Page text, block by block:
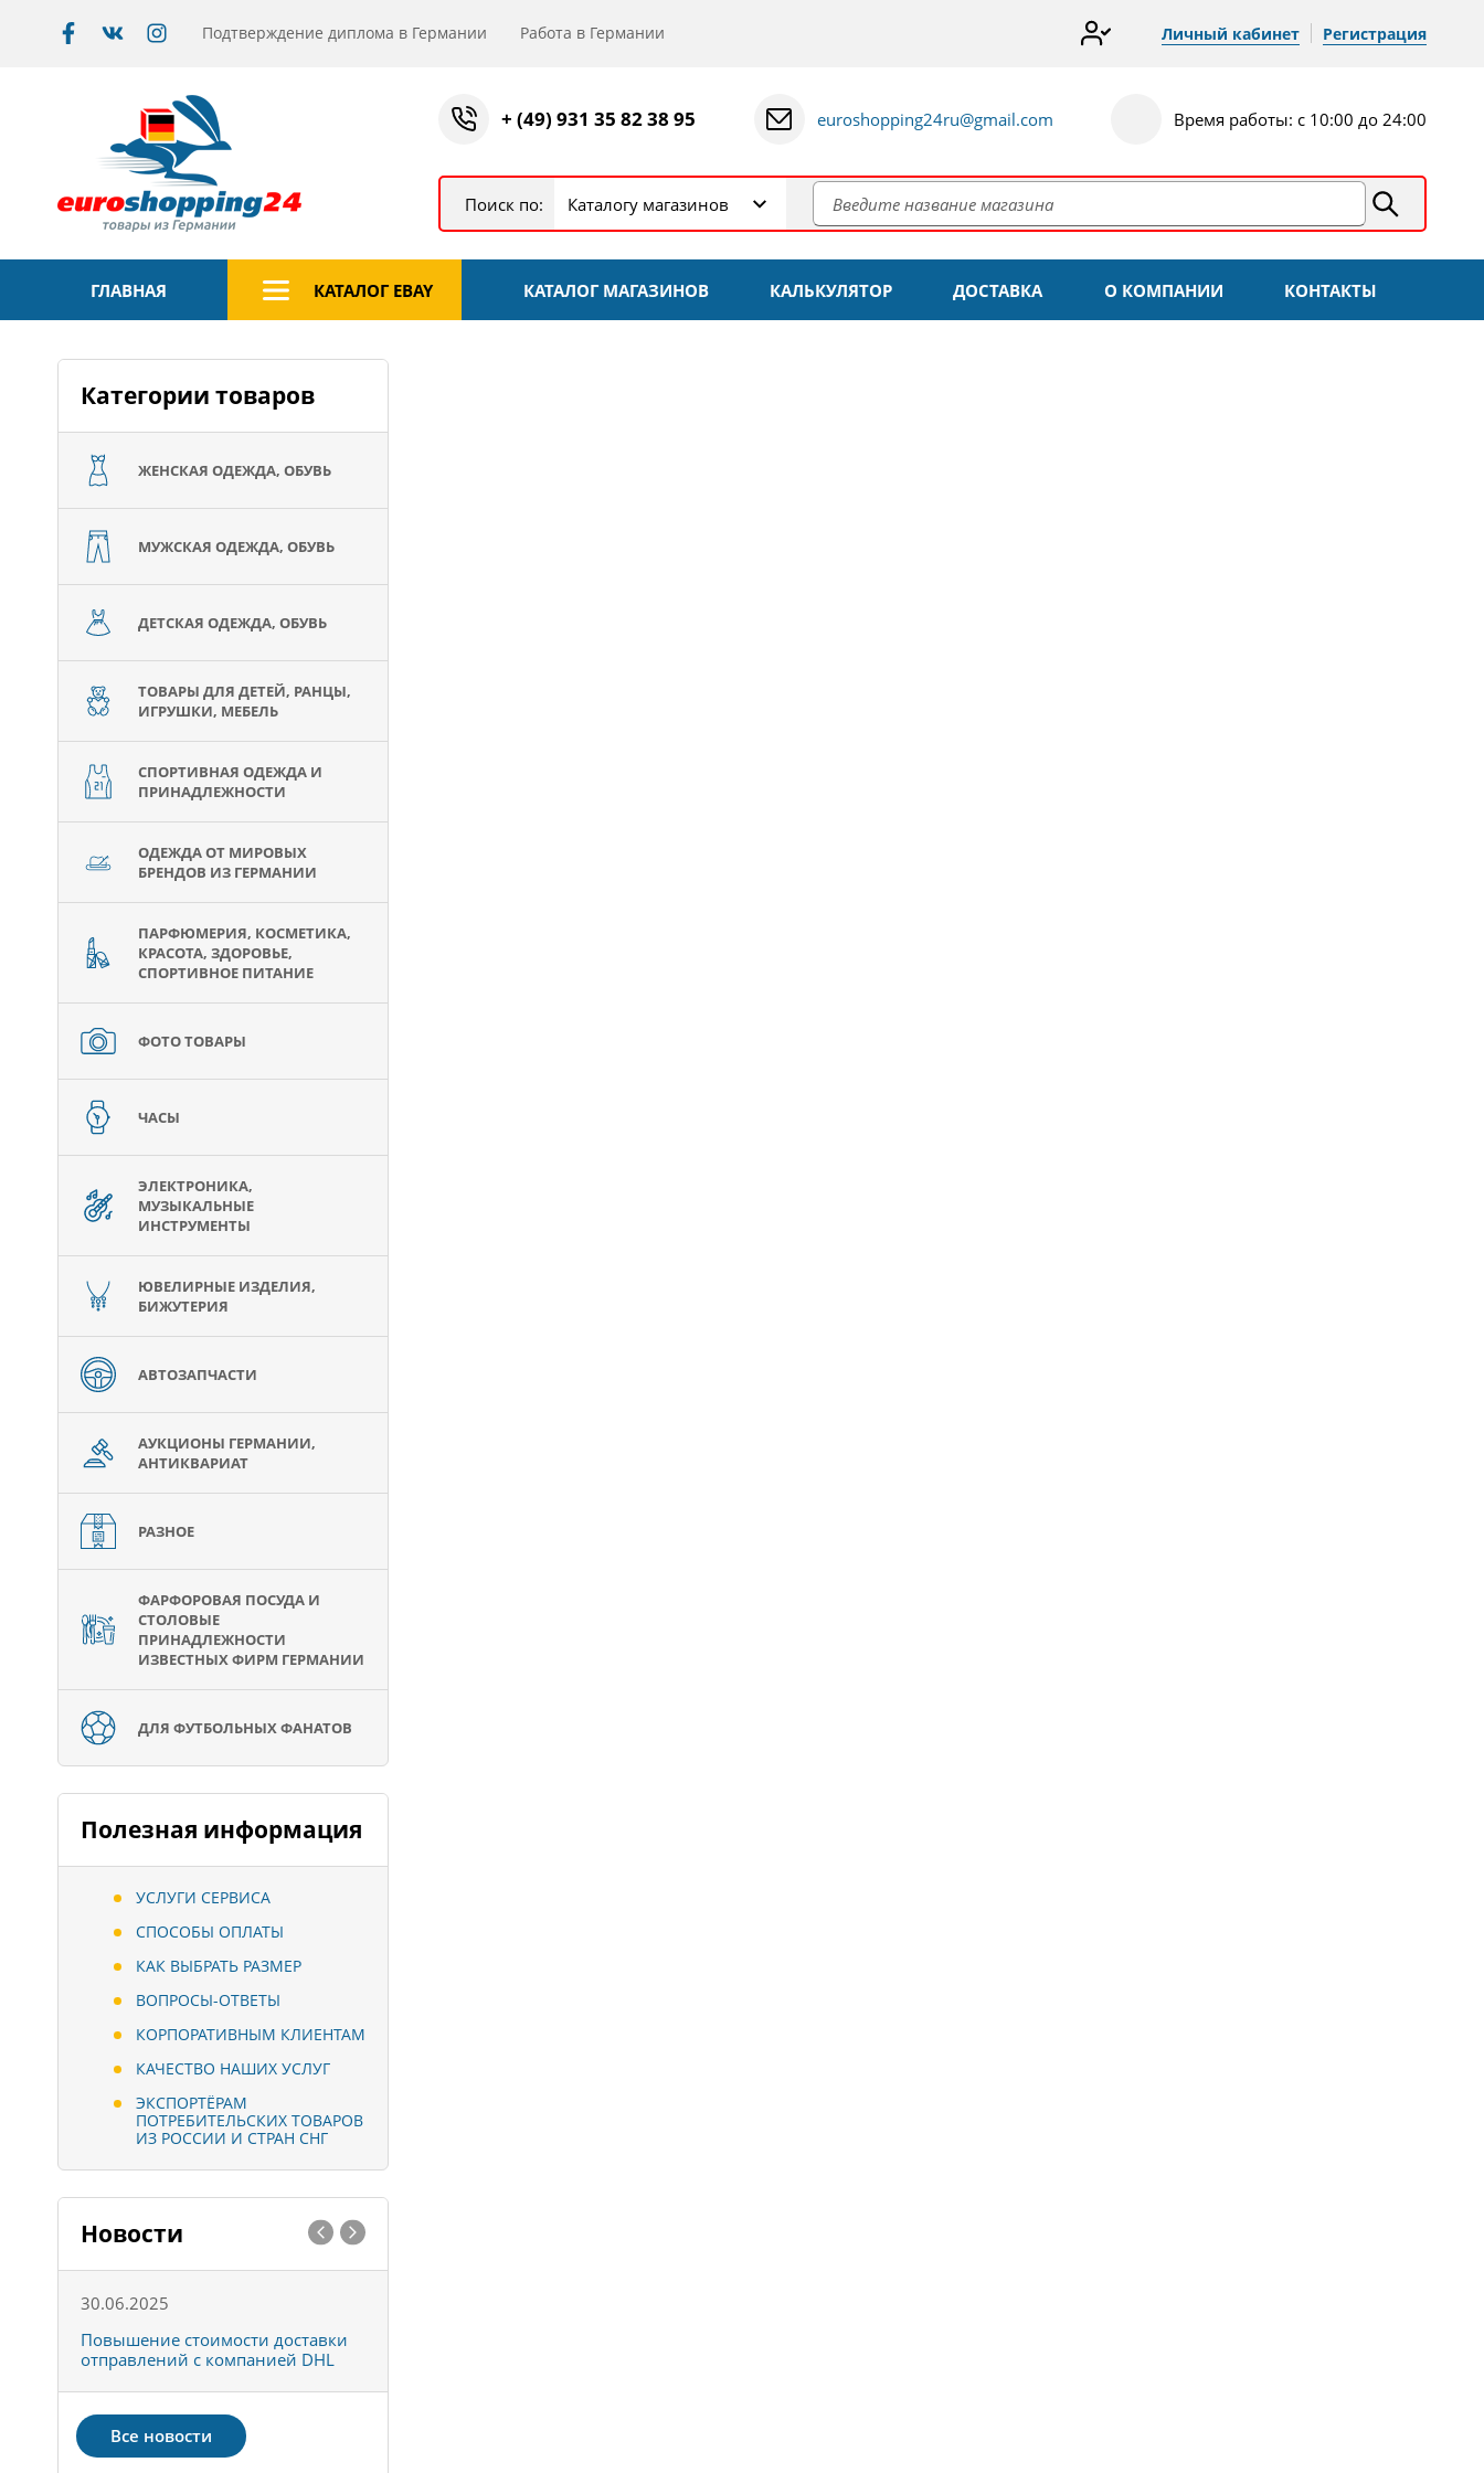
Подтверждение диплома в Германии Работа в Германии Личный кабинет Регистрация
+ (49) 931 35 82 38 95 euroshopping24ru@gmail.com Время работы: с 10:00 до 24:00
Поиск по: Каталогу магазинов
ГЛАВНАЯ КАТАЛОГ EBAY КАТАЛОГ МАГАЗИНОВ КАЛЬКУЛЯТОР ДОСТАВКА О КОМПАНИИ КОНТАКТЫ
Категории товаров
ЖЕНСКАЯ ОДЕЖДА, ОБУВЬ
МУЖСКАЯ ОДЕЖДА, ОБУВЬ
ДЕТСКАЯ ОДЕЖДА, ОБУВЬ
ТОВАРЫ ДЛЯ ДЕТЕЙ, РАНЦЫ,
ИГРУШКИ, МЕБЕЛЬ
СПОРТИВНАЯ ОДЕЖДА И
ПРИНАДЛЕЖНОСТИ
ОДЕЖДА ОТ МИРОВЫХ
БРЕНДОВ ИЗ ГЕРМАНИИ
ПАРФЮМЕРИЯ, КОСМЕТИКА,
КРАСОТА, ЗДОРОВЬЕ,
СПОРТИВНОЕ ПИТАНИЕ
ФОТО ТОВАРЫ
ЧАСЫ
ЭЛЕКТРОНИКА,
МУЗЫКАЛЬНЫЕ
ИНСТРУМЕНТЫ
ЮВЕЛИРНЫЕ ИЗДЕЛИЯ,
БИЖУТЕРИЯ
АВТОЗАПЧАСТИ
АУКЦИОНЫ ГЕРМАНИИ,
АНТИКВАРИАТ
РАЗНОЕ
ФАРФОРОВАЯ ПОСУДА И
СТОЛОВЫЕ
ПРИНАДЛЕЖНОСТИ
ИЗВЕСТНЫХ ФИРМ ГЕРМАНИИ
ДЛЯ ФУТБОЛЬНЫХ ФАНАТОВ
Полезная информация
УСЛУГИ СЕРВИСА
СПОСОБЫ ОПЛАТЫ
КАК ВЫБРАТЬ РАЗМЕР
ВОПРОСЫ-ОТВЕТЫ
КОРПОРАТИВНЫМ КЛИЕНТАМ
КАЧЕСТВО НАШИХ УСЛУГ
ЭКСПОРТЁРАМ
ПОТРЕБИТЕЛЬСКИХ ТОВАРОВ
ИЗ РОССИИ И СТРАН СНГ
Новости
30.06.2025
Повышение стоимости доставки
отправлений с компанией DHL
Все новости